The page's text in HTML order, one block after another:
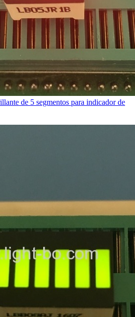
de 5 segmentos para indicador de